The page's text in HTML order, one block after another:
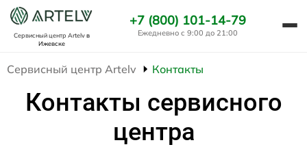
Сервисный центр Artelvв
Ижевске
+7 (800) 101-14-79
Ежедневно с 9:00 до 21:00
Сервисный центр Artelv Контакты
Контакты сервисного
центра